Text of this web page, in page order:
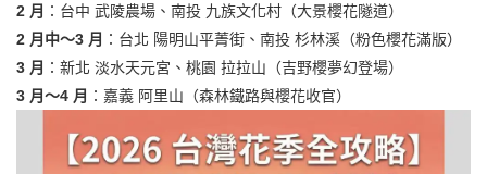
2 月 ：台中 武陵農場、南投 九族文化村（大景櫻花隧道）
2 月中～3 月 ：台北 陽明山平菁街、南投 杉林溪（粉色櫻花滿版）
3 月 ：新北 淡水天元宮、桃園 拉拉山（吉野櫻夢幻登場）
3 月～4 月 ：嘉義 阿里山（森林鐵路與櫻花收官）